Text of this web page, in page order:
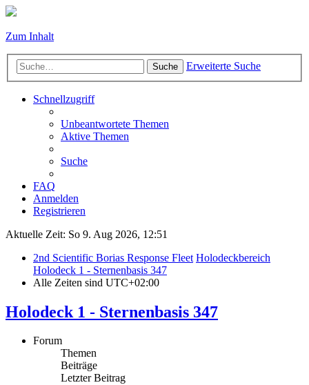
Zum Inhalt
Suche Erweiterte Suche
Schnellzugriff
Unbeantwortete Themen
Aktive Themen
Suche
FAQ
Anmelden
Registrieren
Aktuelle Zeit: So 9. Aug 2026, 12:51
2nd Scientific Borias Response Fleet Holodeckbereich
Holodeck 1 - Sternenbasis 347
Alle Zeiten sind UTC+02:00
Holodeck 1 - Sternenbasis 347
Forum
Themen
Beiträge
Letzter Beitrag